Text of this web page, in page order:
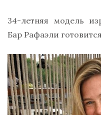
34-летняя модель
Бар Рафаэли